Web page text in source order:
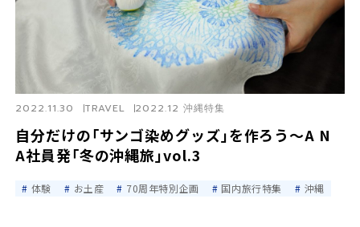
自分だけの｢サンゴ染めグッズ｣を作ろう～A N
A社員発｢冬の沖縄旅｣vol.3
2022.11.30 TRAVEL 2022.12 沖縄特集
体験 お土産 70周年特別企画 国内旅行特集 沖縄